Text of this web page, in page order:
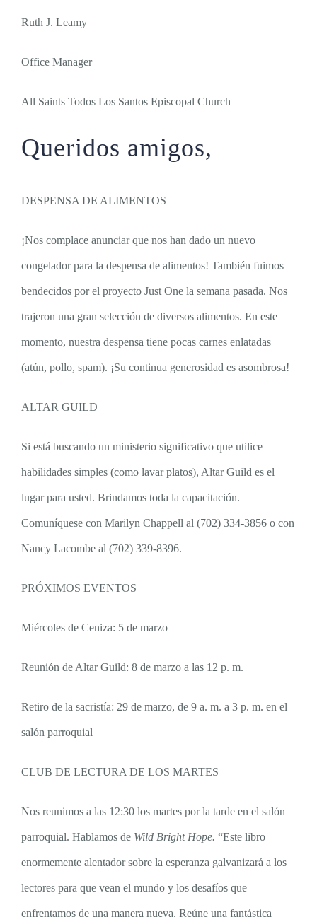
Ruth J. Leamy
Office Manager
All Saints Todos Los Santos Episcopal Church
Queridos amigos,
DESPENSA DE ALIMENTOS
¡Nos complace anunciar que nos han dado un nuevo
congelador para la despensa de alimentos! También fuimos
bendecidos por el proyecto Just One la semana pasada. Nos
trajeron una gran selección de diversos alimentos. En este
momento, nuestra despensa tiene pocas carnes enlatadas
(atún, pollo, spam). ¡Su continua generosidad es asombrosa!
ALTAR GUILD
Si está buscando un ministerio significativo que utilice
habilidades simples (como lavar platos), Altar Guild es el
lugar para usted. Brindamos toda la capacitación.
Comuníquese con Marilyn Chappell al (702) 334-3856 o con
Nancy Lacombe al (702) 339-8396.
PRÓXIMOS EVENTOS
Miércoles de Ceniza: 5 de marzo
Reunión de Altar Guild: 8 de marzo a las 12 p. m.
Retiro de la sacristía: 29 de marzo, de 9 a. m. a 3 p. m. en el
salón parroquial
CLUB DE LECTURA DE LOS MARTES
Nos reunimos a las 12:30 los martes por la tarde en el salón
parroquial. Hablamos de Wild Bright Hope. “Este libro
enormemente alentador sobre la esperanza galvanizará a los
lectores para que vean el mundo y los desafíos que
enfrentamos de una manera nueva. Reúne una fantástica